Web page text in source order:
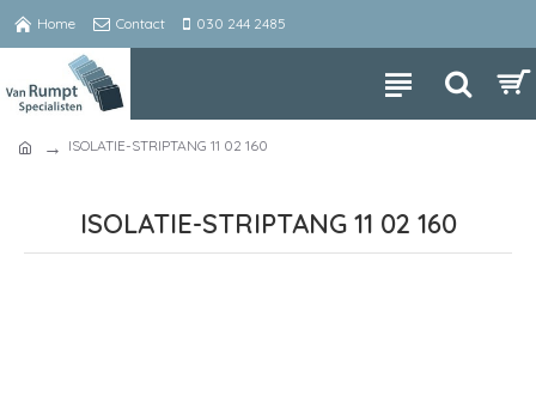
Home Contact 030 244 2485
ISOLATIE-STRIPTANG 11 02 160
ISOLATIE-STRIPTANG 11 02 160